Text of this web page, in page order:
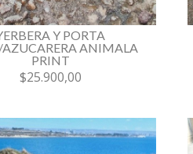
Y PORTA
ANIMALA
PRINT
$25.900,00